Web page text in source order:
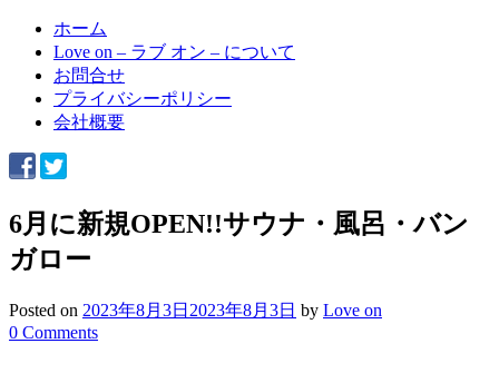
Skip
content
ホーム
Love on – ラブ オン – について
お問合せ
プライバシーポリシー
会社概要
6月に新規OPEN!!サウナ・風呂・バン
ガロー
Posted on 2023年8月3日 2023年8月3日 by Love on
0 Comments